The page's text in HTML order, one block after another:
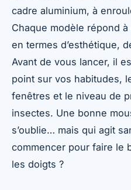
cadre aluminium, à
Chaque modèle répond
en termes d’esthétique,
Avant de vous lancer, il
point sur vos habitudes,
fenêtres et le niveau de
insectes. Une bonne
s’oublie… mais qui agit
commencer pour faire le
les doigts ?